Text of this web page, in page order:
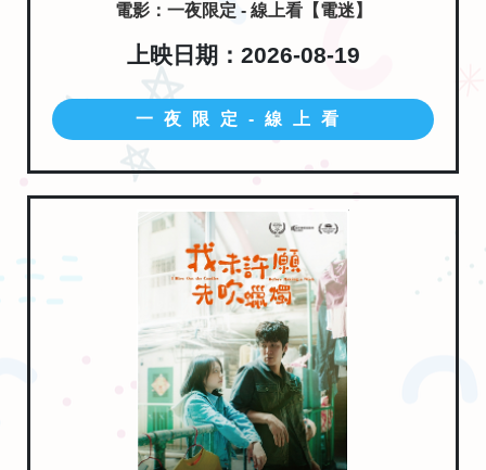
電影：一夜限定 - 線上看【電迷】
上映日期：2026-08-19
一夜限定-線上看